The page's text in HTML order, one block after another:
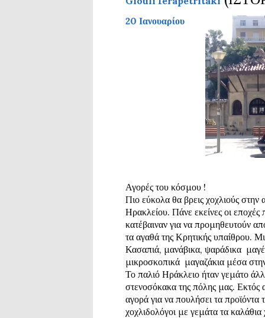
20 Ιανουαρίου
Αγορές του κόσμου !
Πιο εύκολα θα βρεις χοχλιούς στην
Ηρακλείου. Πάνε εκείνες οι
κατέβαιναν για να προμηθευτούν
τα αγαθά της Κρητικής υπαίθρου.
Κασαπιά, μανάβικα, ψαράδικα
μικροσκοπικά  μαγαζάκια μέσα
Το παλιό Ηράκλειο ήταν γεμάτο
στενοσόκακα της πόλης μας. Εκτός
αγορά για να πουλήσει τα
χοχλιδολόγοι με γεμάτα τα